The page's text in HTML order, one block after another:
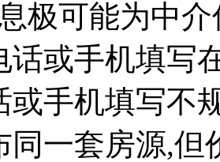
极可能为中
话或手机填写
或手机填写不
同一套房源,但